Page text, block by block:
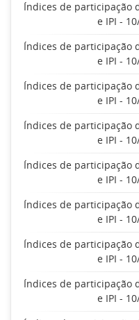
Índices de participação
e IPI -
Índices de participação
e IPI -
Índices de participação
e IPI -
Índices de participação
e IPI -
Índices de participação
e IPI -
Índices de participação
e IPI -
Índices de participação
e IPI -
Índices de participação
e IPI -